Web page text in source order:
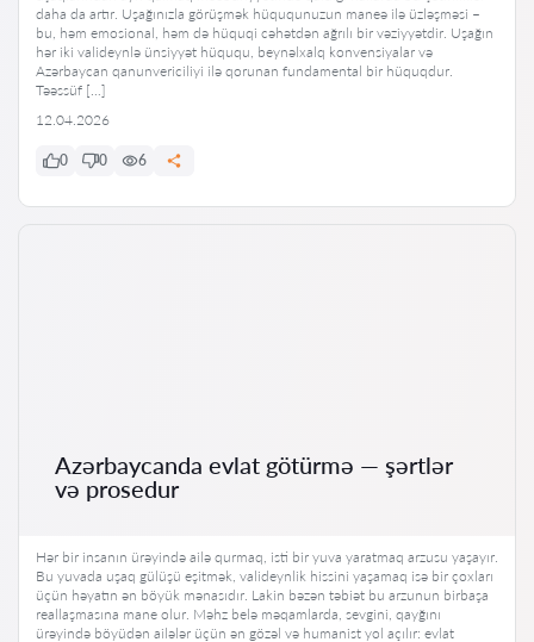
daha da artır. Uşağınızla görüşmək hüququnuzun maneə ilə üzləşməsi –
bu, həm emosional, həm də hüquqi cəhətdən ağrılı bir vəziyyətdir. Uşağın
hər iki valideynlə ünsiyyət hüququ, beynəlxalq konvensiyalar və
Azərbaycan qanunvericiliyi ilə qorunan fundamental bir hüquqdur.
Təəssüf […]
12.04.2026
0 0 6
Azərbaycanda evlat götürmə — şərtlər
və prosedur
Hər bir insanın ürəyində ailə qurmaq, isti bir yuva yaratmaq arzusu yaşayır.
Bu yuvada uşaq gülüşü eşitmək, valideynlik hissini yaşamaq isə bir çoxları
üçün həyatın ən böyük mənasıdır. Lakin bəzən təbiət bu arzunun birbaşa
reallaşmasına mane olur. Məhz belə məqamlarda, sevgini, qayğını
ürəyində böyüdən ailələr üçün ən gözəl və humanist yol açılır: evlat